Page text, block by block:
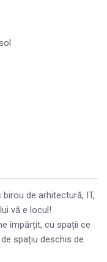
de arhitectură, IT,
vă e locul!
împărțit, cu spații ce
spațiu deschis de